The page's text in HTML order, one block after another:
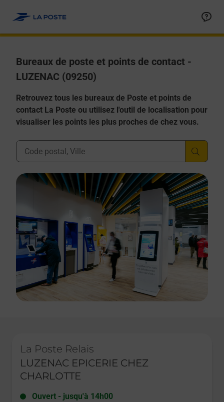
Bureaux de poste et points de contact -
LUZENAC (09250)
Retrouvez tous les bureaux de Poste et points de
contact La Poste ou utilisez l'outil de localisation pour
visualiser les points les plus proches de chez vous.
Ville, Département, Code Postal
La Poste Relais
LUZENAC EPICERIE CHEZ
CHARLOTTE
Ouvert - jusqu'à 14h00